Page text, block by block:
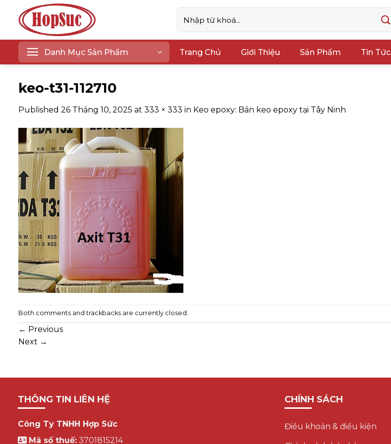
content
Tìm
kiếm:
Danh Mục Sản Phẩm Trang Chủ Giới Thiệu Sản Phẩm Tin Tức
keo-t31-112710
Published 26 Tháng 10, 2025 at 333 × 333 in Keo epoxy: Bán keo epoxy tại Tây Ninh
Both comments and trackbacks are currently closed.
← Previous
Next →
THÔNG TIN LIÊN HỆ
Công Ty TNHH Hợp Sức
Mã số thuế:3701815214
CHÍNH SÁCH
Điều khoản & điều kiện